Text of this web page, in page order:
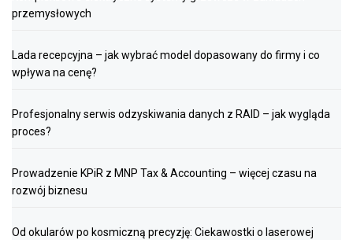
przemysłowych
Lada recepcyjna – jak wybrać model dopasowany do firmy i co
wpływa na cenę?
Profesjonalny serwis odzyskiwania danych z RAID – jak wygląda
proces?
Prowadzenie KPiR z MNP Tax & Accounting – więcej czasu na
rozwój biznesu
Od okularów po kosmiczną precyzję: Ciekawostki o laserowej